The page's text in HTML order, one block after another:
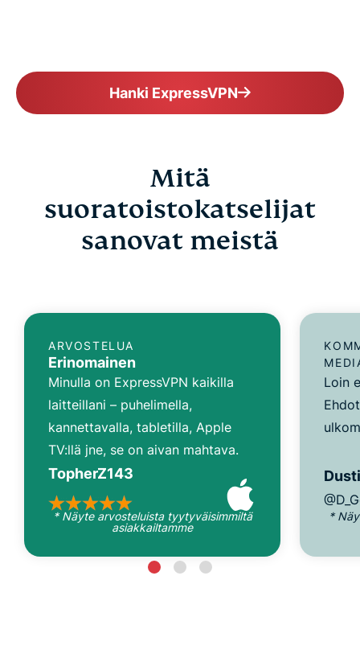
Hanki ExpressVPN
Mitä
suoratoistokatselijat
sanovat meistä
ARVOSTELUA
Erinomainen
Minulla on ExpressVPN kaikilla
laitteillani – puhelimella,
kannettavalla, tabletilla, Apple
TV:llä jne, se on aivan mahtava.
TopherZ143
* Näyte arvosteluista tyytyväisimmiltä
asiakkailtamme
Loin
*